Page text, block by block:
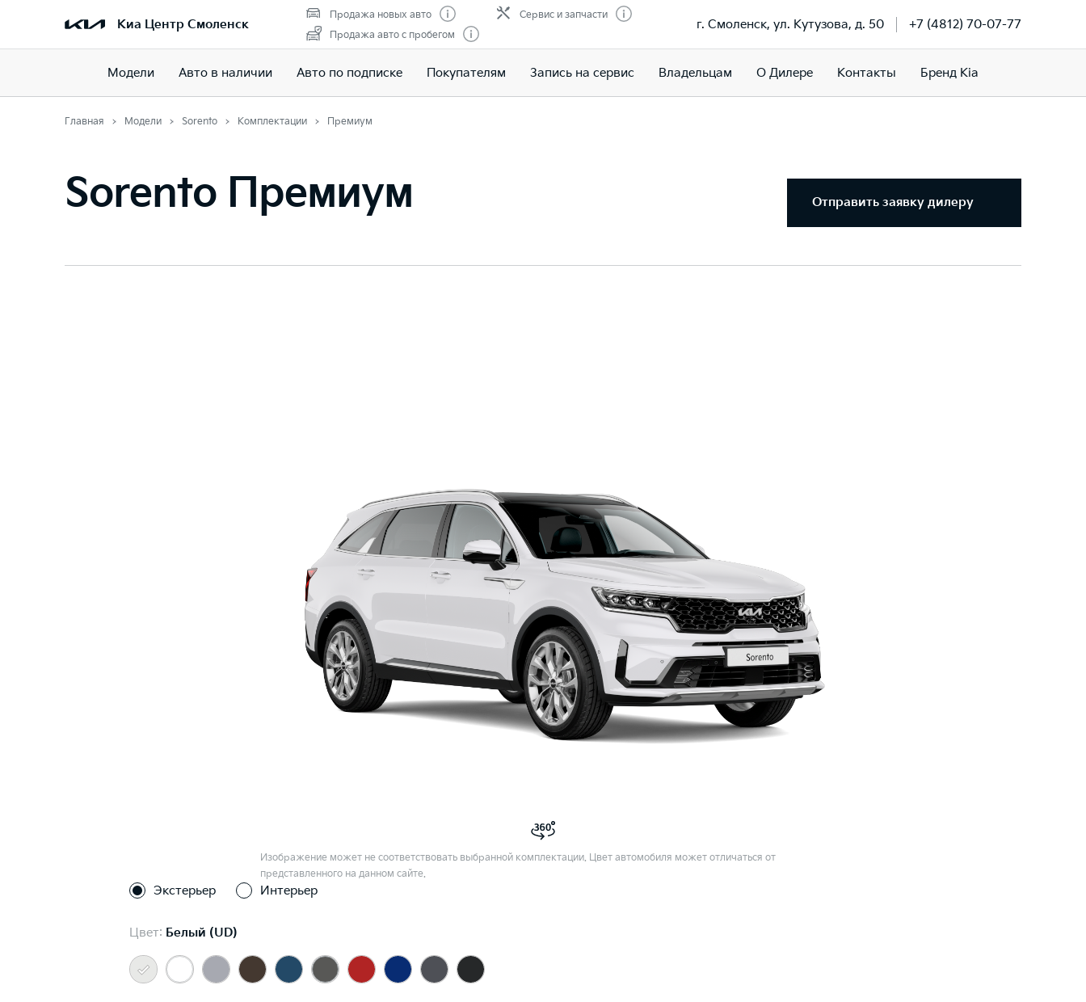
Киа Центр Смоленск
Продажа новых авто
Продажа авто с пробегом
Сервис и запчасти
г. Смоленск, ул. Кутузова, д. 50 +7 (4812) 70-07-77
Модели Авто в наличии Авто по подписке Покупателям Запись на сервис Владельцам О Дилере Контакты Бренд Kia
Главная Модели Sorento Комплектации Премиум
Sorento Премиум Отправить заявку дилеру
Изображение может не соответствовать выбранной комплектации. Цвет автомобиля может отличаться от
представленного на данном сайте.
Экстерьер Интерьер
Цвет: Белый (UD)